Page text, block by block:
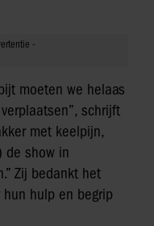
moeten we helaas
schrijft
met keelpijn,
de show in
Zij bedankt het
hulp en begrip